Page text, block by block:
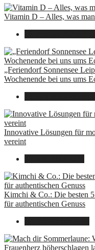
Vitamin D – Alles, was
„Feriendorf Sonnensee
Wochenende bei uns ums
Innovative Lösungen für
vereint
Kimchi & Co.: Die besten
für authentischen Genuss